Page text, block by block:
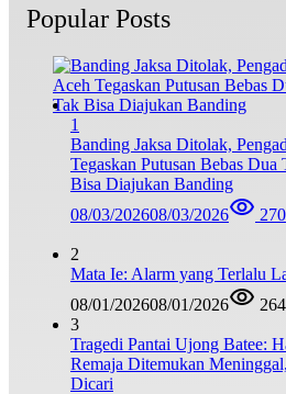
Popular Posts
1
Banding Jaksa Ditolak,
Tegaskan Putusan Bebas
Bisa Diajukan Banding
08/03/202608/03/2026 270
2
Mata Ie: Alarm yang Terlalu
08/01/202608/01/2026
264
3
Tragedi Pantai Ujong Batee:
Remaja Ditemukan
Dicari